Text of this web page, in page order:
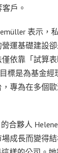
客戶。
表示，
運基礎建設
依靠「試算
標是為基金
專為在多個
合夥人
成長而變得